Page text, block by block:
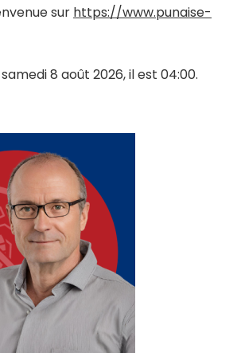
sur https://www.punaise-
8 août 2026, il est 04:00.